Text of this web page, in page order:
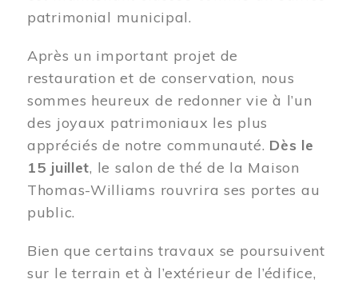
patrimonial municipal.
Après un important projet de
restauration et de conservation, nous
sommes heureux de redonner vie à l’un
des joyaux patrimoniaux les plus
appréciés de notre communauté. Dès le
15 juillet, le salon de thé de la Maison
Thomas-Williams rouvrira ses portes au
public.
Bien que certains travaux se poursuivent
sur le terrain et à l’extérieur de l’édifice,